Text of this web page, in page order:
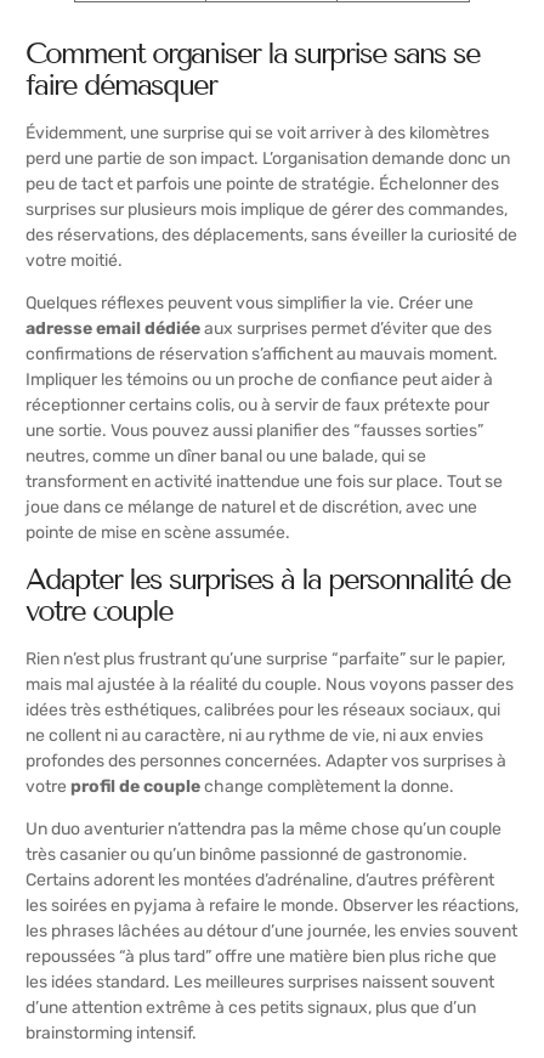
Comment organiser la surprise sans se
faire démasquer
Évidemment, une surprise qui se voit arriver à des kilomètres
perd une partie de son impact. L’organisation demande donc un
peu de tact et parfois une pointe de stratégie. Échelonner des
surprises sur plusieurs mois implique de gérer des commandes,
des réservations, des déplacements, sans éveiller la curiosité de
votre moitié.
Quelques réflexes peuvent vous simplifier la vie. Créer une
adresse email dédiéeaux surprises permet d’éviter que des
confirmations de réservation s’affichent au mauvais moment.
Impliquer les témoins ou un proche de confiance peut aider à
réceptionner certains colis, ou à servir de faux prétexte pour
une sortie. Vous pouvez aussi planifier des “fausses sorties”
neutres, comme un dîner banal ou une balade, qui se
transforment en activité inattendue une fois sur place. Tout se
joue dans ce mélange de naturel et de discrétion, avec une
pointe de mise en scène assumée.
Adapter les surprises à la personnalité de
votre couple
Rien n’est plus frustrant qu’une surprise “parfaite” sur le papier,
mais mal ajustée à la réalité du couple. Nous voyons passer des
idées très esthétiques, calibrées pour les réseaux sociaux, qui
ne collent ni au caractère, ni au rythme de vie, ni aux envies
profondes des personnes concernées. Adapter vos surprises à
votre profil de couplechange complètement la donne.
Un duo aventurier n’attendra pas la même chose qu’un couple
très casanier ou qu’un binôme passionné de gastronomie.
Certains adorent les montées d’adrénaline, d’autres préfèrent
les soirées en pyjama à refaire le monde. Observer les réactions,
les phrases lâchées au détour d’une journée, les envies souvent
repoussées “à plus tard” offre une matière bien plus riche que
les idées standard. Les meilleures surprises naissent souvent
d’une attention extrême à ces petits signaux, plus que d’un
brainstorming intensif.